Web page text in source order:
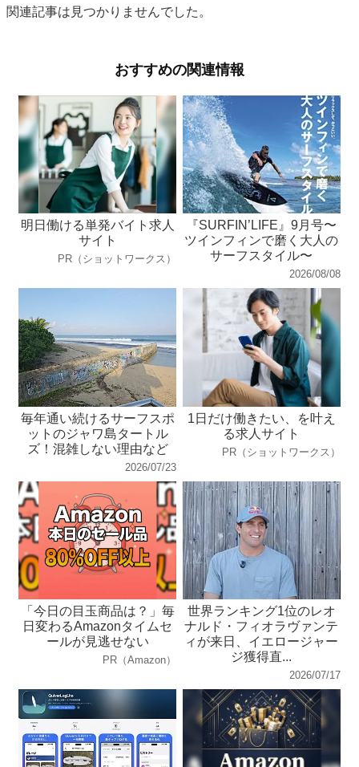
関連記事は見つかりませんでした。
おすすめの関連情報
明日働ける単発バイト求人
サイト
PR（ショットワークス）
『SURFIN’LIFE』9月号〜
ツインフィンで磨く大人の
サーフスタイル〜
2026/08/08
毎年通い続けるサーフスポ
ットのジャワ島タートル
ズ！混雑しない理由など
2026/07/23
1日だけ働きたい、を叶え
る求人サイト
PR（ショットワークス）
「今日の目玉商品は？」毎
日変わるAmazonタイムセ
ールが見逃せない
PR（Amazon）
世界ランキング1位のレオ
ナルド・フィオラヴァンテ
ィが来日、イエロージャー
ジ獲得直...
2026/07/17